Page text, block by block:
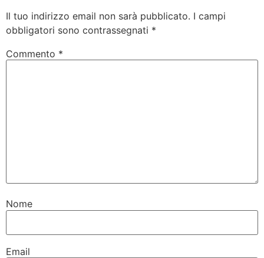
Il tuo indirizzo email non sarà pubblicato. I campi
obbligatori sono contrassegnati *
Commento *
Nome
Email